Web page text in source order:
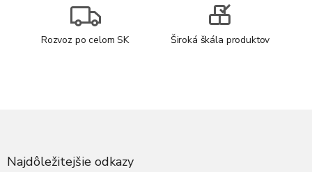
Rozvoz po celom SK Široká škála produktov
Najdôležitejšie odkazy